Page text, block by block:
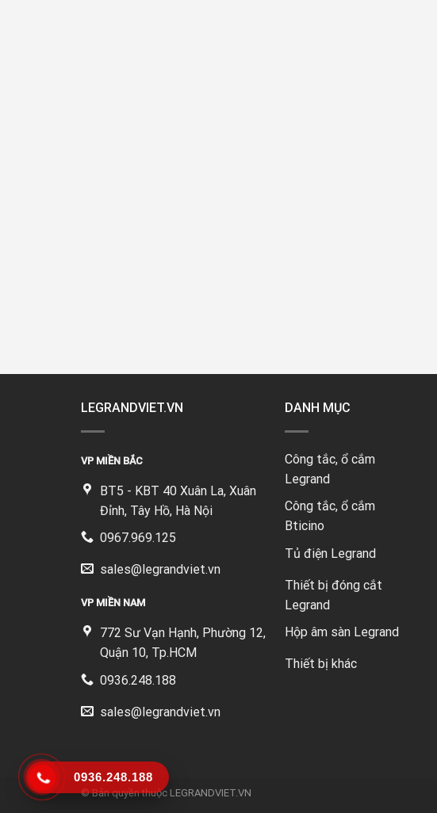
LEGRANDVIET.VN
VP MIỀN BẮC
BT5 - KBT 40 Xuân La, Xuân
Đỉnh, Tây Hồ, Hà Nội
0967.969.125
sales@legrandviet.vn
VP MIỀN NAM
772 Sư Vạn Hạnh, Phường 12,
Quận 10, Tp.HCM
0936.248.188
sales@legrandviet.vn
DANH MỤC
Công tắc, ổ cắm
Legrand
Công tắc, ổ cắm
Bticino
Tủ điện Legrand
Thiết bị đóng cắt
Legrand
Hộp âm sàn Legrand
Thiết bị khác
© Bản quyền thuộc LEGRANDVIET.VN
0936.248.188